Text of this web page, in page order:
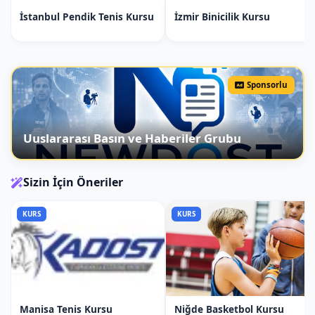
Jireugi (Punch) : Yumruk vuruşu.
Arae Makgi (Low Block): Alt blok.
Momtong Makgi (Middle
Block)
: Orta blok.
Eolgul Makgi (High Block):
Yüksek blok.
An Makgi (Inside Block): İçten
Bakkat Makgi (Outside Block)
Temel Durus (Stances):
Juchum Seogi (Horse-Riding
Stance): At binme duruşu.
Ap Seogi (Walking Stance):
Yürüyüş duruşu.
İstanbul Pendik Tenis Kursu İzmir Binicilik Kursu
Sponsorlu
Uuslararası Basın ve Haberiler Grubu
Sizin İçin Öneriler
KURS
Manisa Tenis Kursu
KURS
Niğde Basketbol Kursu